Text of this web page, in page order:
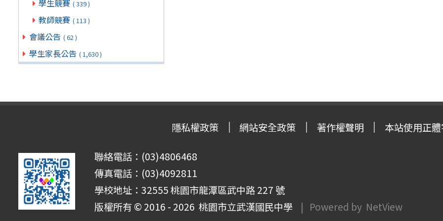
學生競賽 ( 339 )
教師競賽 ( 113 )
會議公告 ( 62 )
學生家長公告 ( 1,630 )
隱私權政策 網站安全政策 著作權聲明 本站使用正
聯絡電話：(03)4806468
傳真電話：(03)4092811
學校地址：32555 桃園市龍潭區武中路 227 號
版權所有 © 2016 - 2026 桃園市立武漢國民中學 | Powered by NetView